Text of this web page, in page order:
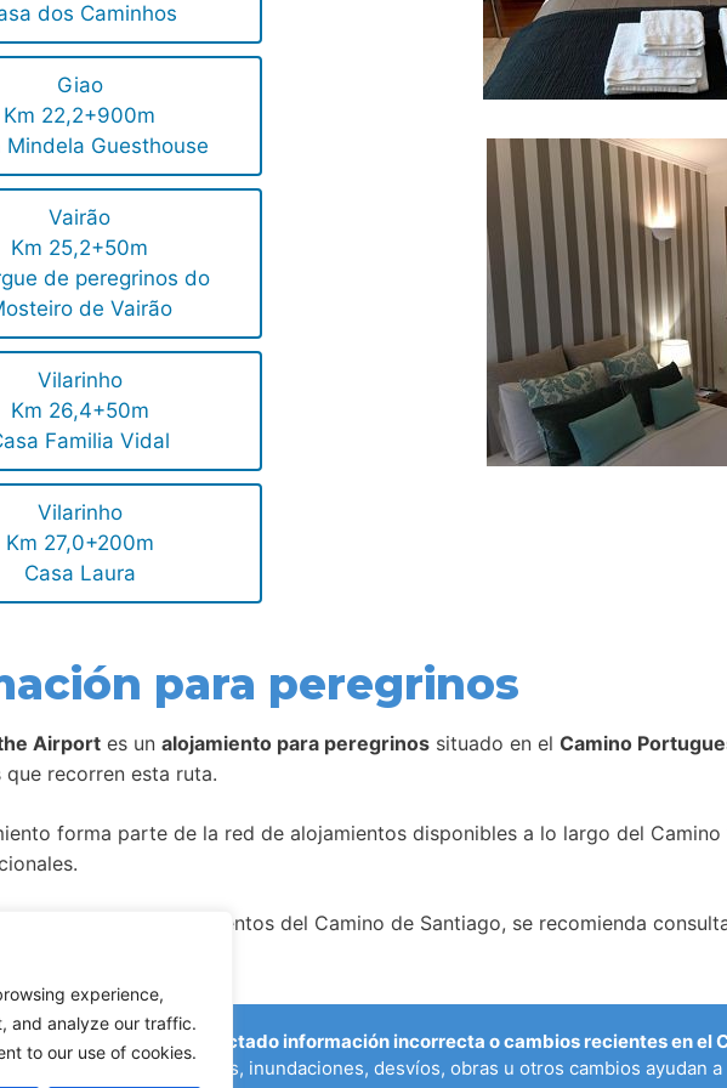
experience,
and analyze our traffic.
to our use of cookies.
dos Caminhos
Giao
Km 22,2+900m
Mindela Guesthouse
Vairão
Km 25,2+50m
de peregrinos do
de Vairão
Vilarinho
Km 26,4+50m
Familia Vidal
Vilarinho
Km 27,0+200m
Casa Laura
para peregrinos
Airport es un alojamiento para peregrinos situado en el Camino
recorren esta ruta.
forma parte de la red de alojamientos disponibles a lo largo del
la mayoría de alojamientos del Camino de Santiago, se recomienda
¿Has detectado información incorrecta o cambios recientes en el
sobre albergues cerrados, inundaciones, desvíos, obras u otros cambios ayudan